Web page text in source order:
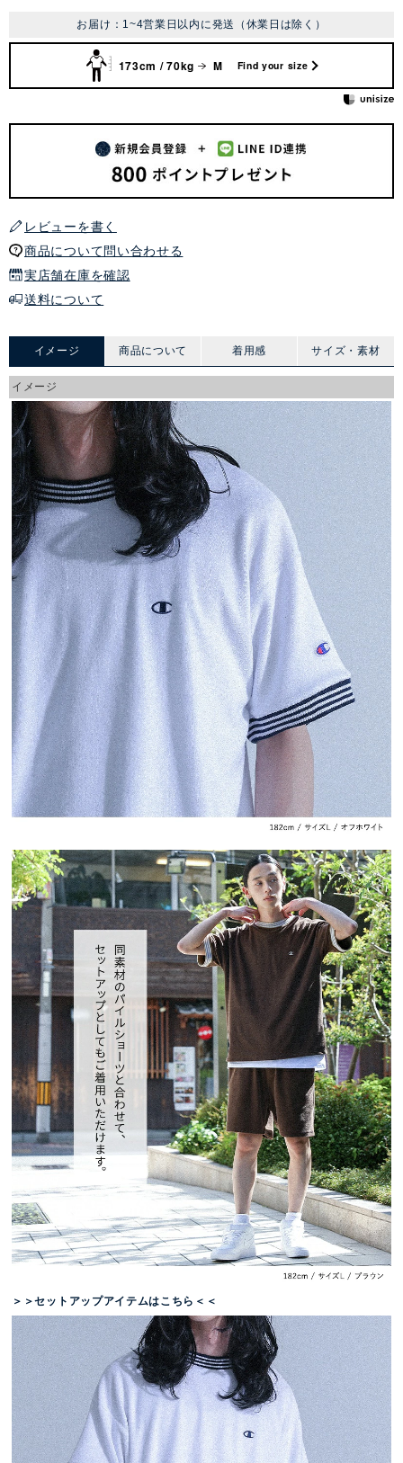
お届け：1~4営業日以内に発送（休業日は除く）
173cm / 70kg M Find your size
レビューを書く
商品について問い合わせる
実店舗在庫を確認
送料について
イメージ 商品について 着用感 サイズ・素材
イメージ
＞＞セットアップアイテムはこちら＜＜